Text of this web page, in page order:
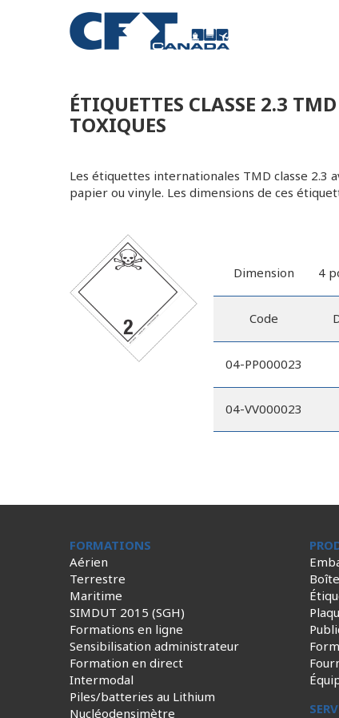
ÉTIQUETTES CLASSE 2.3
TOXIQUES
Les étiquettes internationales TMD classe
papier ou vinyle. Les dimensions de ces
Dimension 4
Code
04-PP000023
04-VV000023
FORMATIONS
Aérien
Terrestre
Maritime
SIMDUT 2015 (SGH)
Formations en ligne
Sensibilisation administrateur
Formation en direct
Intermodal
Piles/batteries au Lithium
Nucléodensimètre